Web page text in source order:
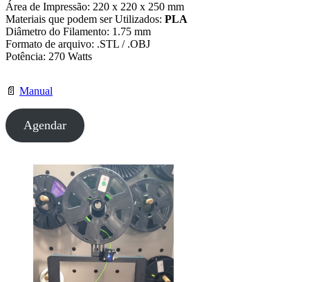
Área de Impressão: 220 x 220 x 250 mm
Materiais que podem ser Utilizados: PLA
Diâmetro do Filamento: 1.75 mm
Formato de arquivo: .STL / .OBJ
Potência: 270 Watts
📄 Manual
Agendar